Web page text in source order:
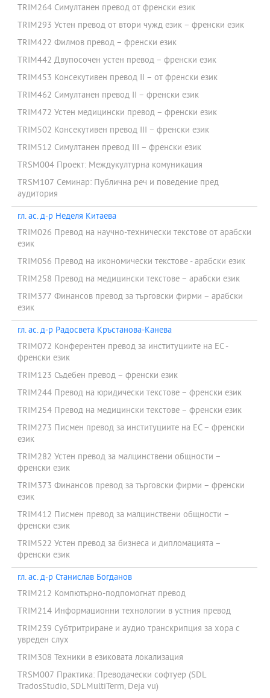
TRIM264 Симултанен превод от френски език
TRIM293 Устен превод от втори чужд език – френски език
TRIM422 Филмов превод – френски език
TRIM442 Двупосочен устен превод – френски език
TRIM453 Консекутивен превод II – от френски език
TRIM462 Симултанен превод II – френски език
TRIM472 Устен медицински превод – френски език
TRIM502 Консекутивен превод III – френски език
TRIM512 Симултанен превод III – френски език
TRSM004 Проект: Междукултурна комуникация
TRSM107 Семинар: Публична реч и поведение пред
аудитория
гл. ас. д-р Неделя Китаева
TRIM026 Превод на научно-технически текстове от арабски
език
TRIM056 Превод на икономически текстове - арабски език
TRIM258 Превод на медицински текстове – арабски език
TRIM377 Финансов превод за търговски фирми – арабски
език
гл. ас. д-р Радосвета Кръстанова-Канева
TRIM072 Конферентен превод за институциите на ЕС -
френски език
TRIM123 Съдебен превод – френски език
TRIM244 Превод на юридически текстове – френски език
TRIM254 Превод на медицински текстове – френски език
TRIM273 Писмен превод за институциите на ЕС – френски
език
TRIM282 Устен превод за малцинствени общности –
френски език
TRIM373 Финансов превод за търговски фирми – френски
език
TRIM412 Писмен превод за малцинствени общности –
френски език
TRIM522 Устен превод за бизнеса и дипломацията –
френски език
гл. ас. д-р Станислав Богданов
TRIM212 Компютърно-подпомогнат превод
TRIM214 Информационни технологии в устния превод
TRIM239 Субтритриране и аудио транскрипция за хора с
увреден слух
TRIM308 Техники в езиковата локализация
TRSM007 Практика: Преводачески софтуер (SDL
TradosStudio, SDLMultiTerm, Deja vu)